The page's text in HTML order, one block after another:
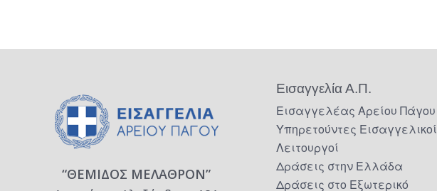
“ΘΕΜΙΔΟΣ ΜΕΛΑΘΡΟΝ”
Εισαγγελία Α.Π.
Εισαγγελέας Αρείου Πάγου
Υπηρετούντες Εισαγγελικοί
Λειτουργοί
Δράσεις στην Ελλάδα
Δράσεις στο Εξωτερικό